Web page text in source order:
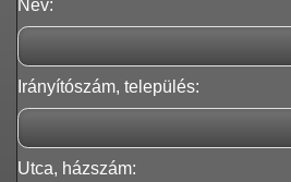
Név:
Irányítószám, település:
Utca, házszám: